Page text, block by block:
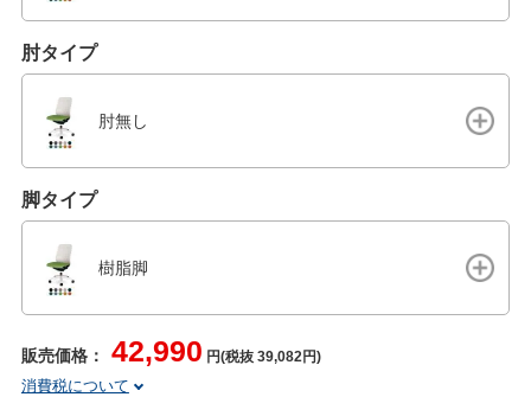
肘タイプ
肘無し
脚タイプ
樹脂脚
販売価格： 42,990 円(税抜 39,082円)
消費税について